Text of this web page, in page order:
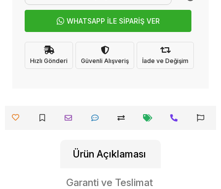
WHATSAPP İLE SİPARİŞ VER
Hızlı Gönderi Güvenli Alışveriş İade ve Değişim
Ürün Açıklaması
Garanti ve Teslimat